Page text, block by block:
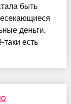
быть
деньги,
таки есть